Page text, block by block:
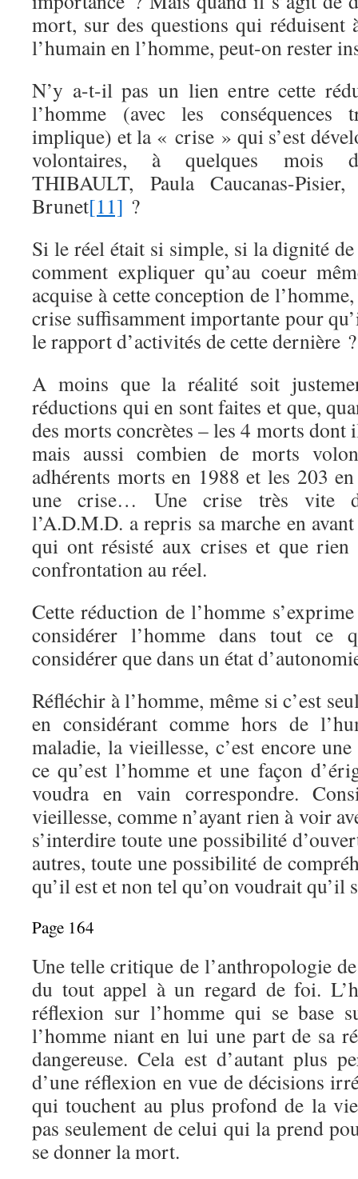
mort, sur des questions qui réduisent
l’humain en l’homme, peut-on rester
N’y a-t-il pas un lien entre cette
l’homme (avec les conséquences
implique) et la « crise » qui s’est
volontaires, à quelques mois
THIBAULT, Paula Caucanas-
Brunet[11] ?
Si le réel était si simple, si la dignité
comment expliquer qu’au coeur
acquise à cette conception de
crise suffisamment importante pour
le rapport d’activités de cette dernière ?
A moins que la réalité soit
réductions qui en sont faites et que,
des morts concrètes – les 4 morts dont
mais aussi combien de morts
adhérents morts en 1988 et les 203
une crise… Une crise très vite
l’A.D.M.D. a repris sa marche en
qui ont résisté aux crises et que rien
confrontation au réel.
Cette réduction de l’homme
considérer l’homme dans tout
considérer que dans un état
Réfléchir à l’homme, même si c’est
en considérant comme hors de
maladie, la vieillesse, c’est encore
ce qu’est l’homme et une façon
voudra en vain correspondre.
vieillesse, comme n’ayant rien à voir
s’interdire toute une possibilité
autres, toute une possibilité de
qu’il est et non tel qu’on voudrait qu’il
Page 164
Une telle critique de l’anthropologie
du tout appel à un regard de foi.
réflexion sur l’homme qui se base
l’homme niant en lui une part de sa
dangereuse. Cela est d’autant plus
d’une réflexion en vue de décisions
qui touchent au plus profond de la
pas seulement de celui qui la prend
se donner la mort.